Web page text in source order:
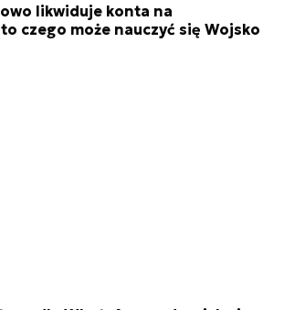
likwiduje konta na
czego może nauczyć się Wojsko